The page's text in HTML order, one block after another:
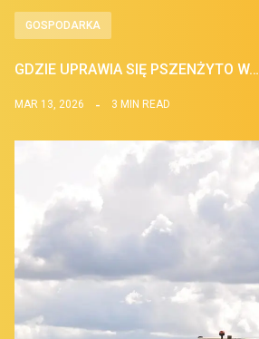
GOSPODARKA
GDZIE UPRAWIA SIĘ PSZENŻYTO W…
MAR 13, 2026 3 MIN READ